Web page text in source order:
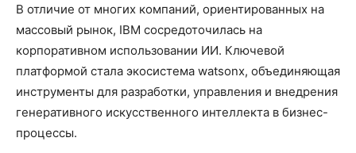
В отличие от многих компаний, ориентированных на
массовый рынок, IBM сосредоточилась на
корпоративном использовании ИИ. Ключевой
платформой стала экосистема watsonx, объединяющая
инструменты для разработки, управления и внедрения
генеративного искусственного интеллекта в бизнес-
процессы.